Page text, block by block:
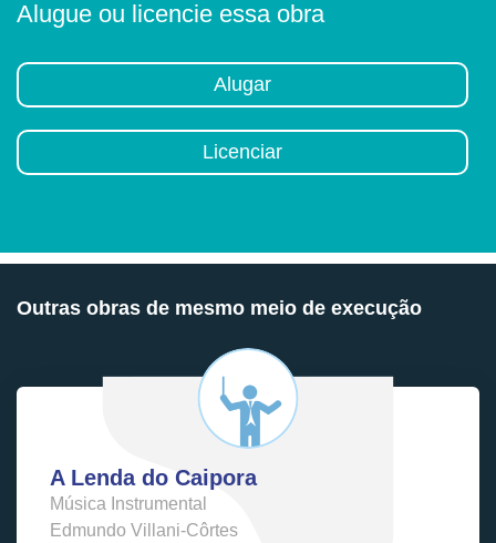
Alugue ou licencie essa obra
Alugar
Licenciar
Outras obras de mesmo meio de execução
A Lenda do Caipora
Música Instrumental
Edmundo Villani-Côrtes